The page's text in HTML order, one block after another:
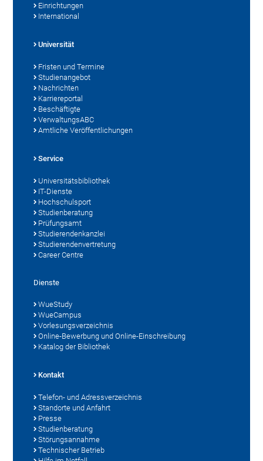
Einrichtungen
International
Universität
Fristen und Termine
Studienangebot
Nachrichten
Karriereportal
Beschäftigte
VerwaltungsABC
Amtliche Veröffentlichungen
Service
Universitätsbibliothek
IT-Dienste
Hochschulsport
Studienberatung
Prüfungsamt
Studierendenkanzlei
Studierendenvertretung
Career Centre
Dienste
WueStudy
WueCampus
Vorlesungsverzeichnis
Online-Bewerbung und Online-Einschreibung
Katalog der Bibliothek
Kontakt
Telefon- und Adressverzeichnis
Standorte und Anfahrt
Presse
Studienberatung
Störungsannahme
Technischer Betrieb